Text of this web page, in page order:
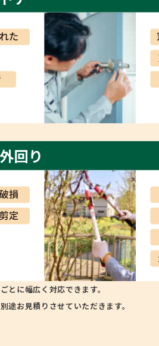
とに幅広く対応できます。
お見積りさせていただきます。